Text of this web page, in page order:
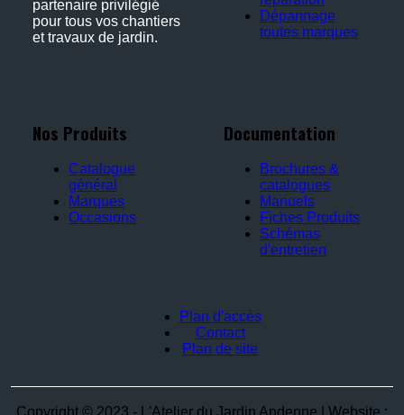
partenaire privilégié
pour tous vos chantiers
et travaux de jardin.
Dépannage
toutes marques
Nos Produits
Catalogue
général
Marques
Occasions
Documentation
Brochures &
catalogues
Manuels
Fiches Produits
Schémas
d'entretien
Plan d'accès
Contact
Plan de site